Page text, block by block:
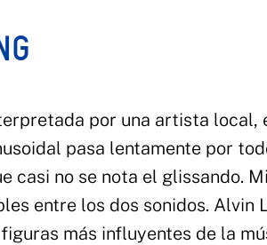
por una artista local,
pasa lentamente por
casi no se nota el glissando.
entre los dos sonidos. Alvin
más influyentes de la